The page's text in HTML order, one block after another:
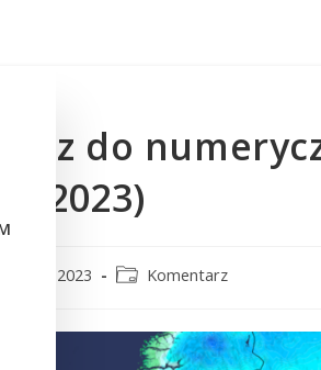
do
3 marca 2023 Komentarz